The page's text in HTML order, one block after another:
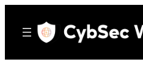
indhold